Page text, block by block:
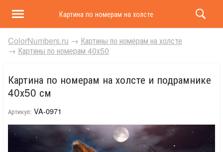
Картина по номерам на холсте и подрамнике 40х50
ColorNumbers.ru → Картины по номерам на холсте
→ Картины по номерам 40х50
Картина по номерам на холсте и подрамнике
40х50 см
Артикул: VA-0971